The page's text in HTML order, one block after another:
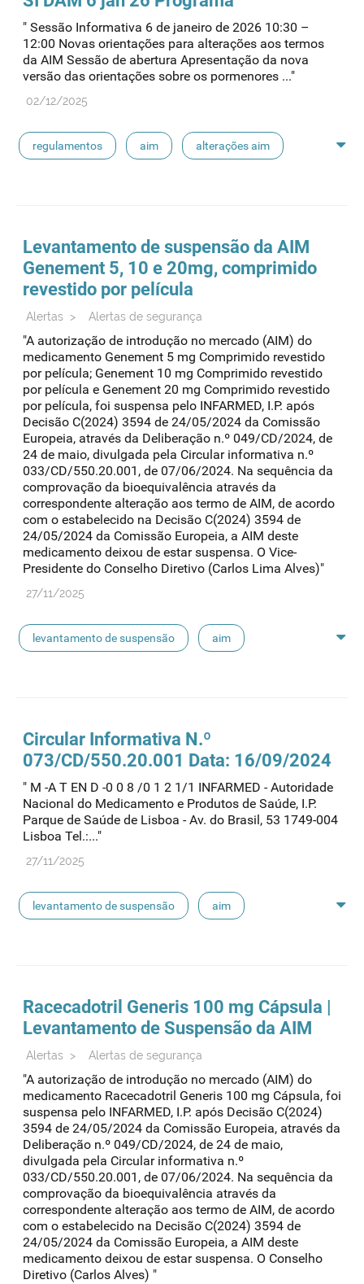
" Sessão Informativa 6 de janeiro de 2026 10:30 –
12:00 Novas orientações para alterações aos termos
da AIM Sessão de abertura Apresentação da nova
versão das orientações sobre os pormenores ..."
02/12/2025
regulamentos aim alterações aim
Levantamento de suspensão da AIM
Genement 5, 10 e 20mg, comprimido
revestido por película
Alertas > Alertas de segurança
"A autorização de introdução no mercado (AIM) do
medicamento Genement 5 mg Comprimido revestido
por película; Genement 10 mg Comprimido revestido
por película e Genement 20 mg Comprimido revestido
por película, foi suspensa pelo INFARMED, I.P. após
Decisão C(2024) 3594 de 24/05/2024 da Comissão
Europeia, através da Deliberação n.º 049/CD/2024, de
24 de maio, divulgada pela Circular informativa n.º
033/CD/550.20.001, de 07/06/2024. Na sequência da
comprovação da bioequivalência através da
correspondente alteração aos termo de AIM, de acordo
com o estabelecido na Decisão C(2024) 3594 de
24/05/2024 da Comissão Europeia, a AIM deste
medicamento deixou de estar suspensa. O Vice-
Presidente do Conselho Diretivo (Carlos Lima Alves)"
27/11/2025
levantamento de suspensão aim
Circular Informativa N.º
073/CD/550.20.001 Data: 16/09/2024
" M -A T EN D -0 0 8 /0 1 2 1/1 INFARMED - Autoridade
Nacional do Medicamento e Produtos de Saúde, I.P.
Parque de Saúde de Lisboa - Av. do Brasil, 53 1749-004
Lisboa Tel.:..."
27/11/2025
levantamento de suspensão aim
Racecadotril Generis 100 mg Cápsula |
Levantamento de Suspensão da AIM
Alertas > Alertas de segurança
"A autorização de introdução no mercado (AIM) do
medicamento Racecadotril Generis 100 mg Cápsula, foi
suspensa pelo INFARMED, I.P. após Decisão C(2024)
3594 de 24/05/2024 da Comissão Europeia, através da
Deliberação n.º 049/CD/2024, de 24 de maio,
divulgada pela Circular informativa n.º
033/CD/550.20.001, de 07/06/2024. Na sequência da
comprovação da bioequivalência através da
correspondente alteração aos termo de AIM, de acordo
com o estabelecido na Decisão C(2024) 3594 de
24/05/2024 da Comissão Europeia, a AIM deste
medicamento deixou de estar suspensa. O Conselho
Diretivo (Carlos Alves) "